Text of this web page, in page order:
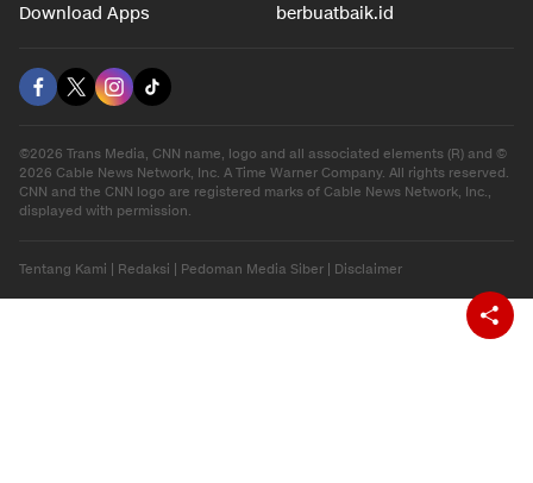
Download Apps berbuatbaik.id
©2026 Trans Media, CNN name, logo and all associated elements (R) and ©
2026 Cable News Network, Inc. A Time Warner Company. All rights reserved.
CNN and the CNN logo are registered marks of Cable News Network, Inc.,
displayed with permission.
Tentang Kami Redaksi Pedoman Media Siber Disclaimer